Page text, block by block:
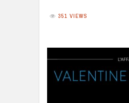
351 VIEWS